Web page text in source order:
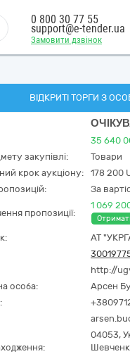
Замовити дзвінок
0 800 30 77 55
support@e-tender.ua
ВІДКРИТІ ТОРГИ З
35 640
закупівлі:
Товари
крок аукціону:
178 200
За
пропозиції:
1 069
АТ
http://
особа:
Арсен
04053,